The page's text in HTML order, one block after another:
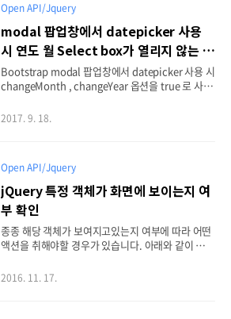
지 않음이라고 명시되어있고 콜백 함수를 이용하도
록 명시가 되어있으니 1.8버전 혹은 최신 버전을 사
용하는 경우 문제가 될 것같습니다. 그런데...되는 경
우도 있고..안되는 경우도 있고...모호하네요. 확실
하게 그냥 콜백 함수를 사용해야겠습니다. async (d
efault: true) Type: BooleanBy default, all r..
Open API/Jquery
modal 팝업창에서 datepicker 사용
시 연도 월 Select box가 열리지 않는 문
제 해결 방법
Bootstrap modal 팝업창에서 datepicker 사용 시
changeMonth , changeYear 옵션을 true 로 사용
가 있는데 꽤 오래된 상황임에도 업데이트가 되어지
ap-modal-wont-work-in-firefox 해결 방안을 제
시해줍니다. $('#modal').on('show', function () {
$.fn.modal.Constructor.prototype.enforceFo
cus = function () { }; }); 위..
2017. 9. 18.
Open API/Jquery
jQuery 특정 객체가 화면에 보이는지 여
부 확인
종종 해당 객체가 보여지고있는지 여부에 따라 어떤
액션을 취해야할 경우가 있습니다. 아래와 같이 체크
되고있음."); }else{ alert("숨겨져있음."); }
2016. 11. 17.